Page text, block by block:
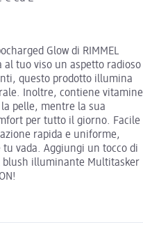
Glow di RIMMEL
al tuo viso un aspetto radioso
questo prodotto illumina
Inoltre, contiene vitamine
pelle, mentre la sua
per tutto il giorno. Facile
rapida e uniforme,
vada. Aggiungi un tocco di
blush illuminante Multitasker